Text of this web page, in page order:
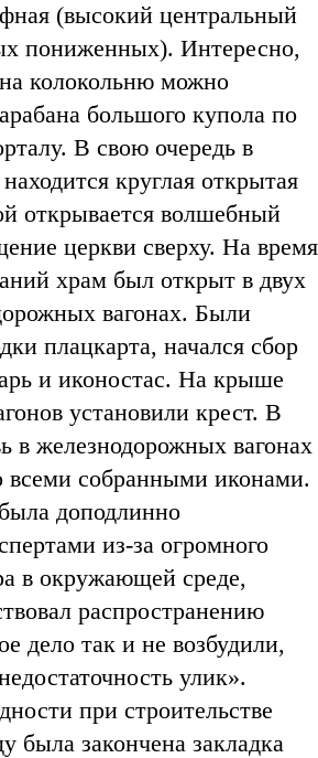
(высокий центральный
пониженных). Интересно,
колокольню можно
большого купола по
В свою очередь в
круглая открытая
открывается волшебный
церкви сверху. На время
храм был открыт в двух
вагонах. Были
плацкарта, начался сбор
и иконостас. На крыше
установили крест. В
в железнодорожных вагонах
всеми собранными иконами.
доподлинно
из-за огромного
в окружающей среде,
распространению
дело так и не возбудили,
улик».
при строительстве
была закончена закладка